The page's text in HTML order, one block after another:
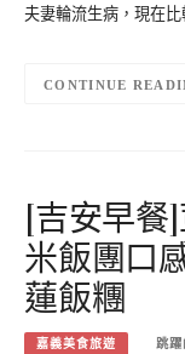
夫妻輪流生病，現在
CONTINUE
[吉安早餐
米飯團口
蓮飯糰
嘉義美食旅遊 跳躍